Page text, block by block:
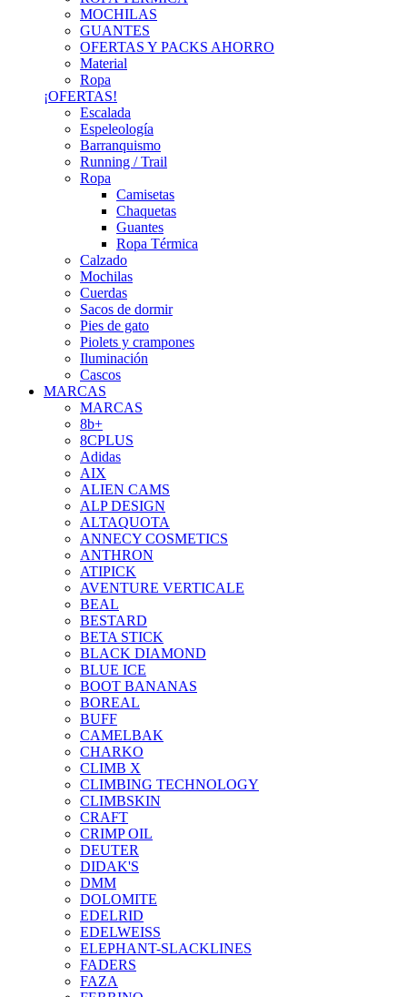
MOCHILAS
GUANTES
OFERTAS Y PACKS AHORRO
Material
Ropa
¡OFERTAS!
Escalada
Espeleología
Barranquismo
Running / Trail
Ropa
Camisetas
Chaquetas
Guantes
Ropa Térmica
Calzado
Mochilas
Cuerdas
Sacos de dormir
Pies de gato
Piolets y crampones
Iluminación
Cascos
MARCAS
MARCAS
8b+
8CPLUS
Adidas
AIX
ALIEN CAMS
ALP DESIGN
ALTAQUOTA
ANNECY COSMETICS
ANTHRON
ATIPICK
AVENTURE VERTICALE
BEAL
BESTARD
BETA STICK
BLACK DIAMOND
BLUE ICE
BOOT BANANAS
BOREAL
BUFF
CAMELBAK
CHARKO
CLIMB X
CLIMBING TECHNOLOGY
CLIMBSKIN
CRAFT
CRIMP OIL
DEUTER
DIDAK'S
DMM
DOLOMITE
EDELRID
EDELWEISS
ELEPHANT-SLACKLINES
FADERS
FAZA